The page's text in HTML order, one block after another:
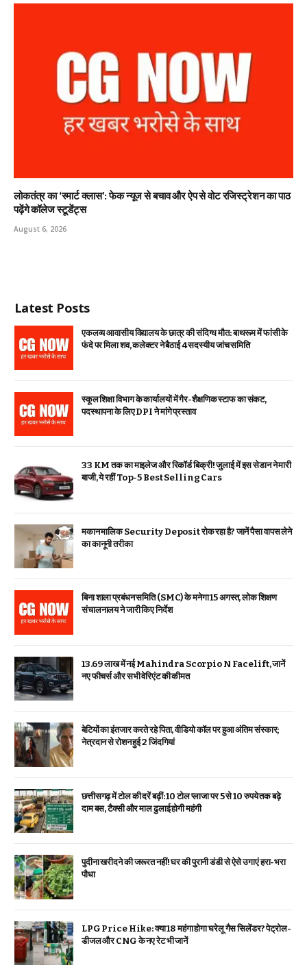
लोकतंत्र का ‘स्मार्ट क्लास’: फेक न्यूज से बचाव और ऐप से वोट रजिस्ट्रेशन का पाठ
पढ़ेंगे कॉलेज स्टूडेंट्स
August 6, 2026
Latest Posts
एकलव्य आवासीय विद्यालय के छात्र की संदिग्ध मौत: बाथरूम में फांसी के
फंदे पर मिला शव, कलेक्टर ने बैठाई 4 सदस्यीय जांच समिति
स्कूल शिक्षा विभाग के कार्यालयों में गैर-शैक्षणिक स्टाफ का संकट,
पदस्थापना के लिए DPI ने मांगे प्रस्ताव
33 KM तक का माइलेज और रिकॉर्ड बिक्री! जुलाई में इस सेडान ने मारी
बाजी, ये रहीं Top-5 Best Selling Cars
मकान मालिक Security Deposit रोक रहा है? जानें पैसा वापस लेने
का कानूनी तरीका
बिना शाला प्रबंधन समिति (SMC) के मनेगा 15 अगस्त, लोक शिक्षण
संचालनालय ने जारी किए निर्देश
₹13.69 लाख में नई Mahindra Scorpio N Facelift, जानें
नए फीचर्स और सभी वेरिएंट की कीमत
बेटियों का इंतजार करते रहे पिता, वीडियो कॉल पर हुआ अंतिम संस्कार;
नेत्रदान से रोशन हुई 2 जिंदगियां
छत्तीसगढ़ में टोल की दरें बढ़ीं: 10 टोल प्लाजा पर 5 से 10 रुपये तक बढ़े
दाम बस, टैक्सी और माल ढुलाई होगी महंगी
पुदीना खरीदने की जरूरत नहीं! घर की पुरानी डंडी से ऐसे उगाएं हरा-भरा
पौधा
LPG Price Hike: क्या ₹18 महंगा होगा घरेलू गैस सिलेंडर? पेट्रोल-
डीजल और CNG के नए रेट भी जानें